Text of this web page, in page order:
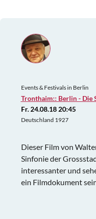
Events & Festivals in Berlin
Tronthaim:: Berlin - Die
Fr. 24.08.18 20:45
Deutschland 1927
Dieser Film von
Sinfonie der
interessanter und
ein Filmdokument